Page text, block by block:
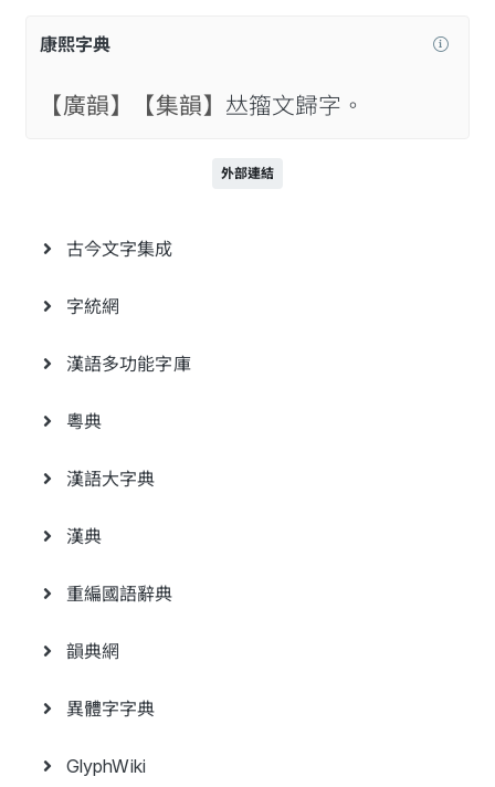
康熙字典
【廣韻】 【集韻】 𠀤籀文歸字。
外部連結
古今文字集成
字統網
漢語多功能字庫
粵典
漢語大字典
漢典
重編國語辭典
韻典網
異體字字典
GlyphWiki